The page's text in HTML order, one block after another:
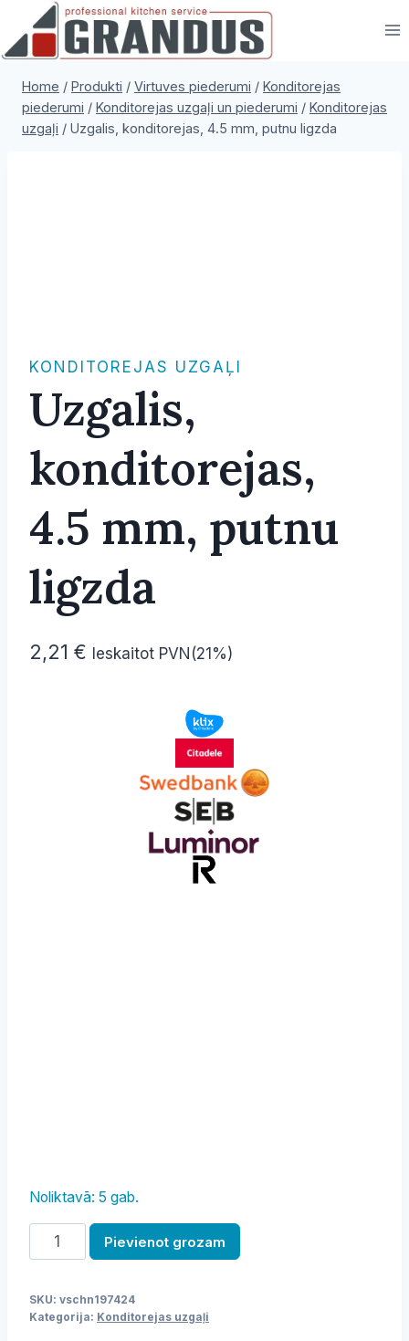
content
Home / Produkti / Virtuves piederumi / Konditorejas
piederumi / Konditorejas uzgaļi un piederumi / Konditorejas
uzgaļi / Uzgalis, konditorejas, 4.5 mm, putnu ligzda
KONDITOREJAS UZGAĻI
Uzgalis,
konditorejas,
4.5 mm, putnu
ligzda
2,21 € Ieskaitot PVN(21%)
Noliktavā: 5 gab.
Uzgalis,
konditorejas,
mm,
Pievienot grozam
SKU: vschn197424
Kategorija: Konditorejas uzgaļi